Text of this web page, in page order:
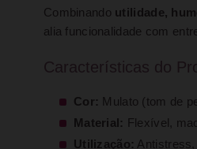
Combinando utilidade,
alia funcionalidade com
Características do
Cor: Mulato (tom de
Material: Flexível,
Utilização: